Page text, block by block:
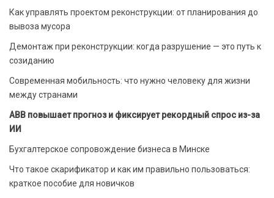
Как управлять проектом реконструкции: от планирования до
вывоза мусора
Демонтаж при реконструкции: когда разрушение — это путь к
созиданию
Современная мобильность: что нужно человеку для жизни
между странами
ABB повышает прогноз и фиксирует рекордный спрос из-за
ИИ
Бухгалтерское сопровождение бизнеса в Минске
Что такое скарификатор и как им правильно пользоваться:
краткое пособие для новичков